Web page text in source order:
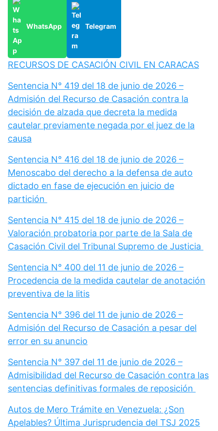
WhatsApp Telegram
RECURSOS DE CASACIÓN CIVIL EN CARACAS
Sentencia N° 419 del 18 de junio de 2026 –
Admisión del Recurso de Casación contra la
decisión de alzada que decreta la medida
cautelar previamente negada por el juez de la
causa
Sentencia N° 416 del 18 de junio de 2026 –
Menoscabo del derecho a la defensa de auto
dictado en fase de ejecución en juicio de
partición
Sentencia N° 415 del 18 de junio de 2026 –
Valoración probatoria por parte de la Sala de
Casación Civil del Tribunal Supremo de Justicia
Sentencia N° 400 del 11 de junio de 2026 –
Procedencia de la medida cautelar de anotación
preventiva de la litis
Sentencia N° 396 del 11 de junio de 2026 –
Admisión del Recurso de Casación a pesar del
error en su anuncio
Sentencia N° 397 del 11 de junio de 2026 –
Admisibilidad del Recurso de Casación contra las
sentencias definitivas formales de reposición
Autos de Mero Trámite en Venezuela: ¿Son
Apelables? Última Jurisprudencia del TSJ 2025